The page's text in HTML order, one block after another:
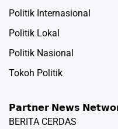
Politik Internasional
Politik Lokal
Politik Nasional
Tokoh Politik
𝗣𝗮𝗿𝘁𝗻𝗲𝗿 𝗡𝗲𝘄𝘀
BERITA CERDAS